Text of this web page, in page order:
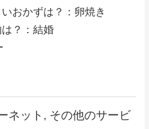
おかずは？：卵焼き
？：結婚
ネット, その他のサービ